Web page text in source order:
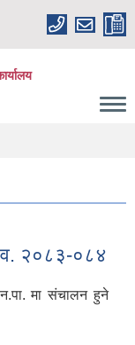
२०८३-०८४
मा संचालन हुने